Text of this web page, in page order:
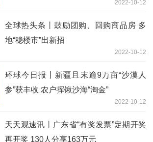
2022-10-12
全球热头条丨鼓励团购、回购商品房 多
地“稳楼市”出新招
2022-10-12
环球今日报丨新疆且末逾9万亩“沙漠人
参”获丰收 农户挥锹沙海“淘金”
2022-10-12
天天观速讯丨广东省“有奖发票”定期开奖
再开奖 130人分享163万元